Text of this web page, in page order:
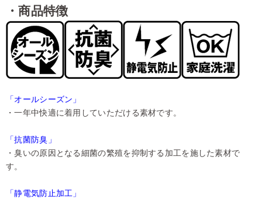
・商品特徴
「オールシーズン」
・一年中快適に着用していただける素材です。
「抗菌防臭」
・臭いの原因となる細菌の繁殖を抑制する加工を施した素材で
す。
「静電気防止加工」